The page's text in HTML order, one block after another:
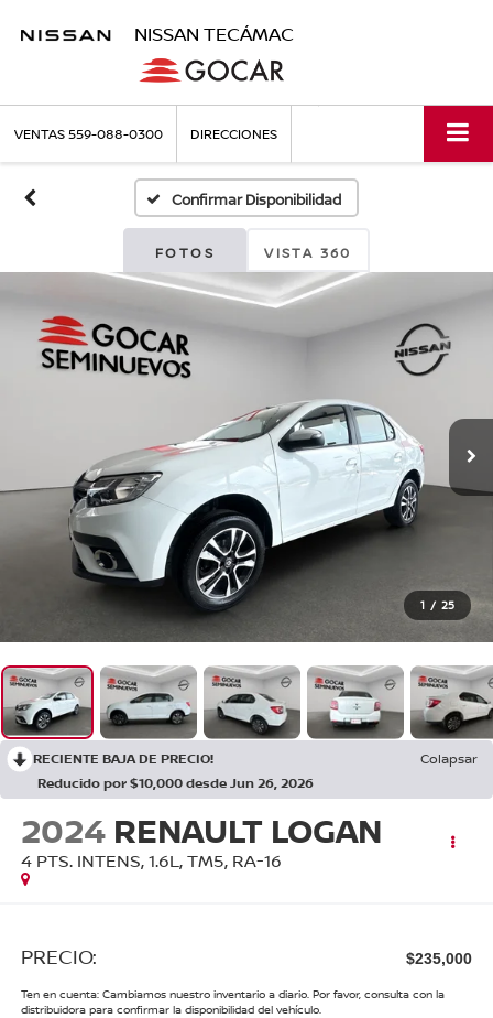
NISSAN TECÁMAC
VENTAS559-088-0300 DIRECCIONES
Confirmar Disponibilidad
FOTOS VISTA 360
1 / 25
RECIENTE BAJA DE PRECIO!
Colapsar
Reducido por $10,000 desde Jun 26, 2026
2024 RENAULT LOGAN
4 PTS. INTENS, 1.6L, TM5, RA-16
PRECIO: $235,000
Ten en cuenta: Cambiamos nuestro inventario a diario. Por favor, consulta con la
distribuidora para confirmar la disponibilidad del vehículo.